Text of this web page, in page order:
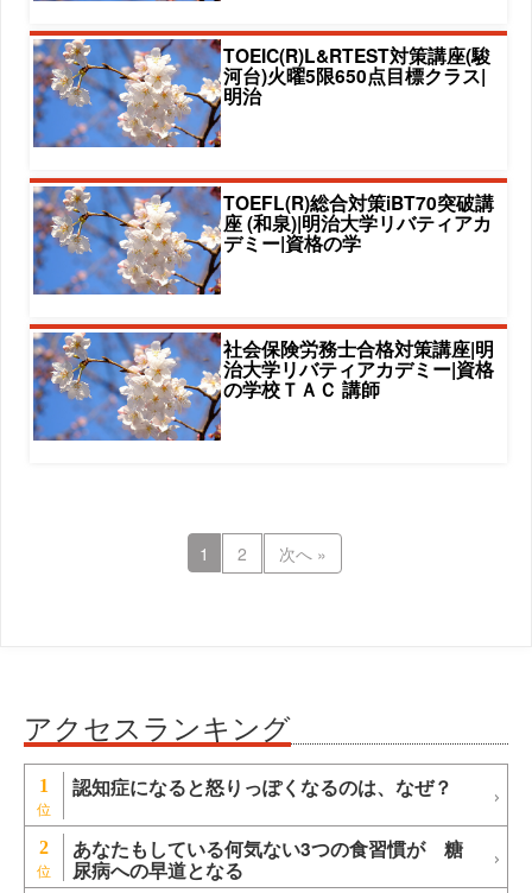
TOEIC(R)L&RTEST対策講座(駿
河台)火曜5限650点目標クラス|
明治
TOEFL(R)総合対策iBT70突破講
座 (和泉)|明治大学リバティアカ
デミー|資格の学
社会保険労務士合格対策講座|明
治大学リバティアカデミー|資格
の学校ＴＡＣ 講師
1 2 次へ »
アクセスランキング
1 認知症になると怒りっぽくなるのは、なぜ？
2 あなたもしている何気ない3つの食習慣が 糖
尿病への早道となる